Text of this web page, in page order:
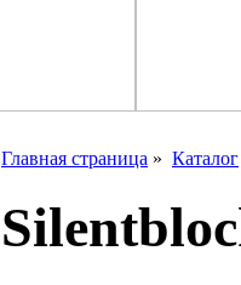
Главная страница » Каталог